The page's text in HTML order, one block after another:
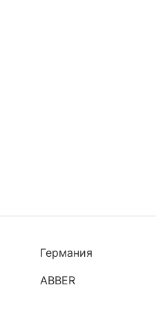
Германия
ABBER